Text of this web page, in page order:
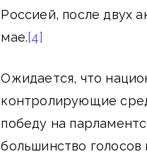
Россией, после двух
мае.[4]
Ожидается, что
контролирующие
победу на
большинство